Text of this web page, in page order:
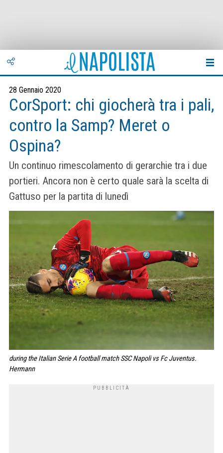
28 Gennaio 2020
CorSport: chi giocherà tra i pali,
contro la Samp? Meret o
Ospina?
Un continuo rimescolamento di gerarchie tra i due
portieri. Ancora non è certo quale sarà la scelta di
Gattuso per la partita di lunedì
during the Italian Serie A football match SSC Napoli vs Fc Juventus.
Hermann